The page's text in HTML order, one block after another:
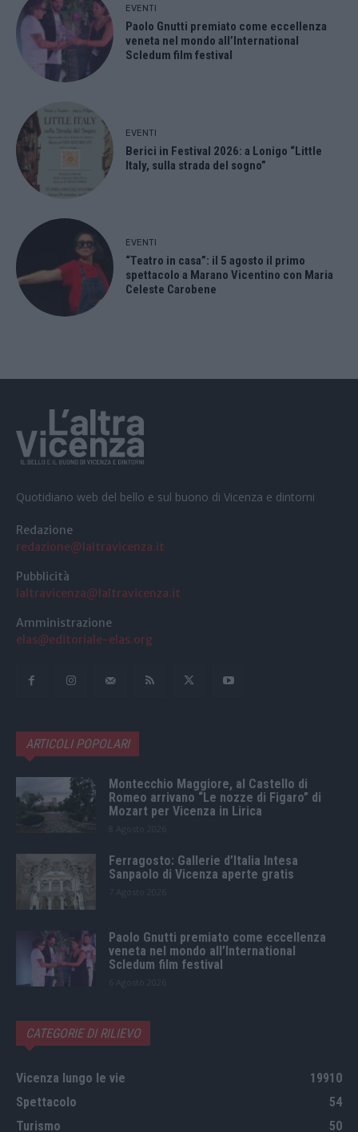
EVENTI
Paolo Gnutti premiato come eccellenza
veneta nel mondo all’International
Scledum film festival
EVENTI
Berici in Festival 2026: a Lonigo “Little
Italy, sulla strada del sogno”
EVENTI
“Teatro in casa”: il 5 agosto il primo
spettacolo a Marano Vicentino con Maria
Celeste Carobene
Quotidiano web del bello e sul buono di Vicenza e dintorni
Redazione
redazione@laltravicenza.it
Pubblicità
laltravicenza@laltravicenza.it
Amministrazione
elas@editoriale-elas.org
ARTICOLI POPOLARI
Montecchio Maggiore, al Castello di
Romeo arrivano “Le nozze di Figaro” di
Mozart per Vicenza in Lirica
Ferragosto: Gallerie d’Italia Intesa
Sanpaolo di Vicenza aperte gratis
Paolo Gnutti premiato come eccellenza
veneta nel mondo all’International
Scledum film festival
CATEGORIE DI RILIEVO
Vicenza lungo le vie
19910
Spettacolo
54
Turismo
50